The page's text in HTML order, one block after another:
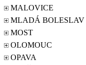
MALOVICE
MLADÁ BOLESLAV
MOST
OLOMOUC
OPAVA